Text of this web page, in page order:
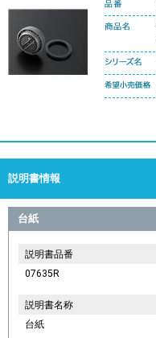
説明書情報
台紙
説明書品番
07635R
説明書名称
台紙